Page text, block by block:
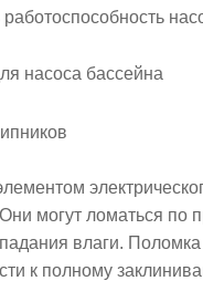
работоспособность
могут ломаться по
влаги.
к полному